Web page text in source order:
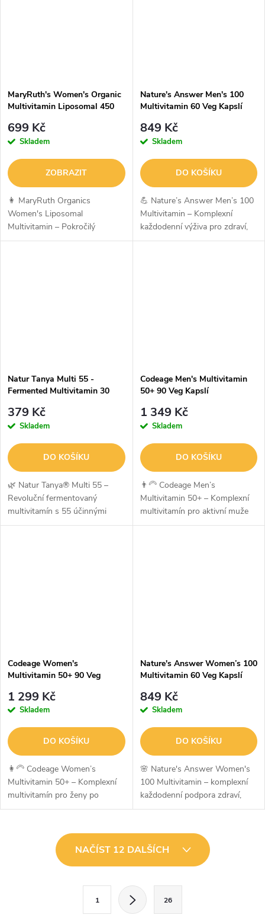
MaryRuth's Women's Organic
Multivitamin Liposomal 450
699 Kč
Skladem
ZOBRAZIT
👩 MaryRuth Organics
Women's Liposomal
Multivitamin – Pokročilý
liposomální multivitamín pro
Nature's Answer Men's 100
Multivitamin 60 Veg Kapslí
849 Kč
Skladem
DO KOŠÍKU
💪 Nature’s Answer Men’s 100
Multivitamin – Komplexní
každodenní výživa pro zdraví,
vitalitu a imunitu mužůNature’s
Natur Tanya Multi 55 -
Fermented Multivitamin 30
379 Kč
Skladem
DO KOŠÍKU
🌿 Natur Tanya® Multi 55 –
Revoluční fermentovaný
multivitamín s 55 účinnými
látkamiNatur Tanya® Multi 55
Codeage Men's Multivitamin
50+ 90 Veg Kapslí
1 349 Kč
Skladem
DO KOŠÍKU
👨‍🦳 Codeage Men’s
Multivitamin 50+ – Komplexní
multivitamín pro aktivní muže
po padesátceCodeage Men’s
Codeage Women's
Multivitamin 50+ 90 Veg
1 299 Kč
Skladem
DO KOŠÍKU
👩‍🦳 Codeage Women’s
Multivitamin 50+ – Komplexní
multivitamín pro ženy po
padesátceCodeage Women’s
doplněk stravy navržený
speciálně pro ženy ve...
Nature's Answer Women’s 100
Multivitamin 60 Veg Kapslí
849 Kč
Skladem
DO KOŠÍKU
🌸 Nature's Answer Women's
100 Multivitamin – komplexní
každodenní podpora zdraví,
vitality a imunity ženNature's
Multivitamin je prémiový
multivitamín...
NAČÍST 12 DALŠÍCH
1 26